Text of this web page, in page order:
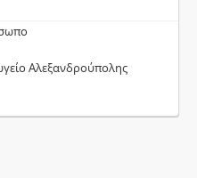
Αλεξανδρούπολης